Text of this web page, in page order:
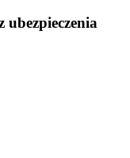
ubezpieczenia